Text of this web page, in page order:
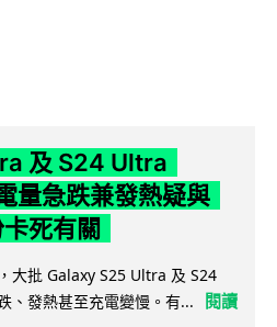
及 S24 Ultra
量急跌兼發熱疑與
死有關
大批 Galaxy S25 Ultra 及 S24
、發熱甚至充電變慢。有...
閱讀